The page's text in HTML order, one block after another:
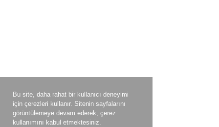
Bu site, daha rahat bir kullanıcı deneyimi
için çerezleri kullanır. Sitenin sayfalarını
görüntülemeye devam ederek, çerez
kullanımını kabul etmektesiniz.